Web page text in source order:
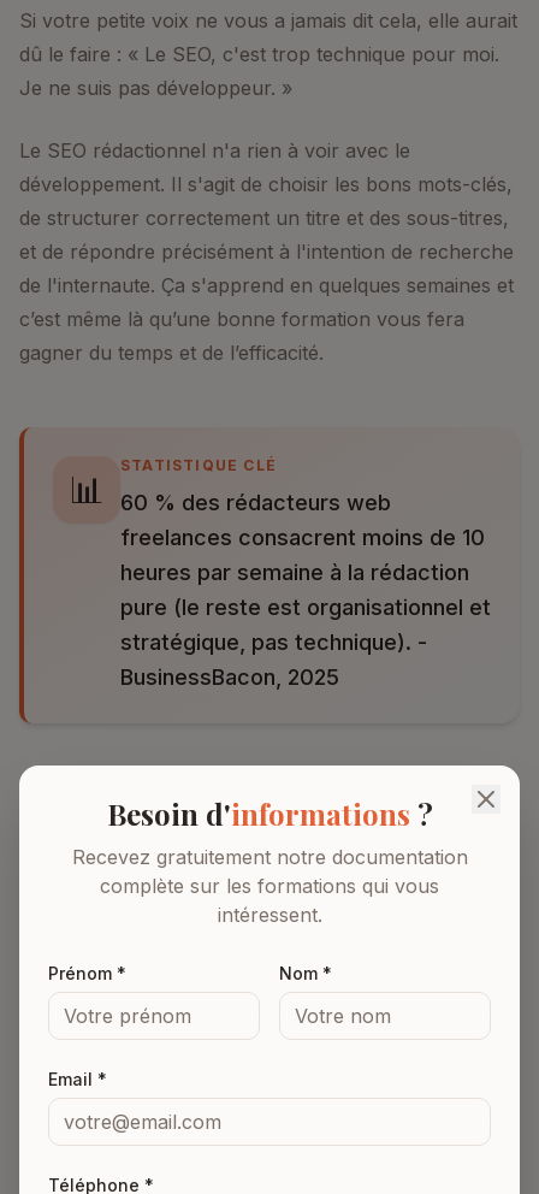
Besoin d'informations ?
Recevez gratuitement notre documentation
complète sur les formations qui vous
intéressent.
Prénom * Nom *
Email *
Téléphone *
Si votre petite voix ne vous a jamais dit cela, elle aurait
dû le faire : « Le SEO, c'est trop technique pour moi.
Je ne suis pas développeur. »
Le SEO rédactionnel n'a rien à voir avec le
développement. Il s'agit de choisir les bons mots-clés,
de structurer correctement un titre et des sous-titres,
et de répondre précisément à l'intention de recherche
de l'internaute. Ça s'apprend en quelques semaines et
c’est même là qu’une bonne formation vous fera
gagner du temps et de l’efficacité.
📊
STATISTIQUE CLÉ
60 % des rédacteurs web
freelances consacrent moins de 10
heures par semaine à la rédaction
pure (le reste est organisationnel et
stratégique, pas technique). -
BusinessBacon, 2025
Construire un portfolio
Et si votre petite voix est toujours là : « Sans
Publier sur un blog personnel dans votre domaine
Rédiger des articles fictifs sur des marques ou sujets
réels